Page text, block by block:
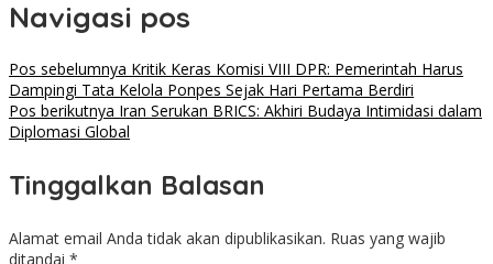
Navigasi pos
Pos sebelumnya Kritik Keras Komisi VIII DPR: Pemerintah Harus
Dampingi Tata Kelola Ponpes Sejak Hari Pertama Berdiri
Pos berikutnya Iran Serukan BRICS: Akhiri Budaya Intimidasi dalam
Diplomasi Global
Tinggalkan Balasan
Alamat email Anda tidak akan dipublikasikan. Ruas yang wajib
ditandai *